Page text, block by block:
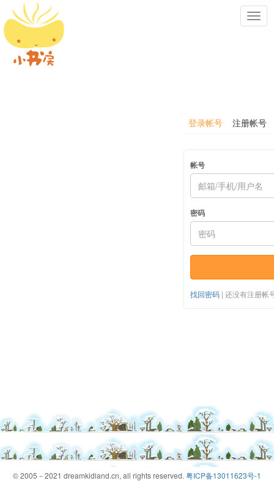
登录帐号 注册帐号
帐号
密码
找回密码 | 还没有注册帐
© 2005－2021 dreamkidland.cn, all rights reserved. 粤ICP备13011623号-1